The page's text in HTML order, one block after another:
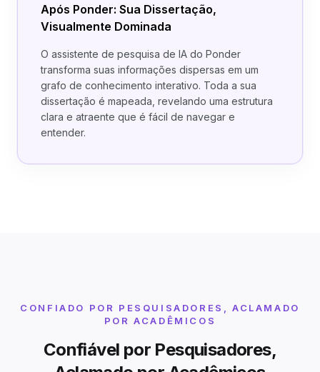
Após Ponder: Sua Dissertação,
Visualmente Dominada
O assistente de pesquisa de IA do Ponder
transforma suas informações dispersas em um
grafo de conhecimento interativo. Toda a sua
dissertação é mapeada, revelando uma estrutura
clara e atraente que é fácil de navegar e
entender.
CONFIADO POR PESQUISADORES, ACLAMADO
POR ACADÊMICOS
Confiável por Pesquisadores,